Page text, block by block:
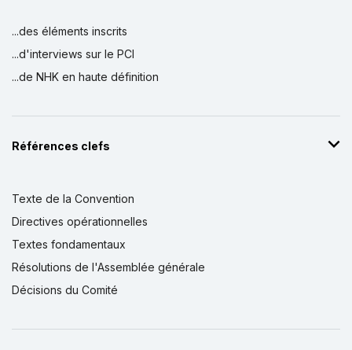
...des éléments inscrits
...d'interviews sur le PCI
...de NHK en haute définition
Références clefs
Texte de la Convention
Directives opérationnelles
Textes fondamentaux
Résolutions de l'Assemblée générale
Décisions du Comité